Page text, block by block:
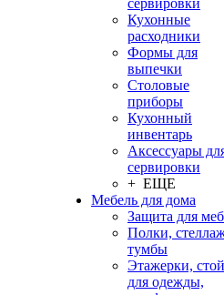
сервировки
Кухонные
расходники
Формы для
выпечки
Столовые
приборы
Кухонный
инвентарь
Аксессуары
сервировки
+ ЕЩЕ
Мебель для дома
Защита для
Полки,
тумбы
Этажерки,
для одежды,